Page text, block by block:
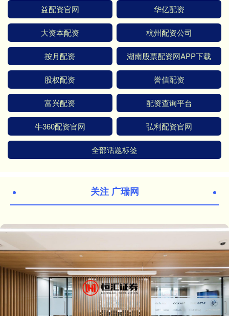
益配资官网 华亿配资
大资本配资 杭州配资公司
按月配资 湖南股票配资网APP下载
股权配资 誉信配资
富兴配资 配资查询平台
牛360配资官网 弘利配资官网
全部话题标签
关注 广瑞网